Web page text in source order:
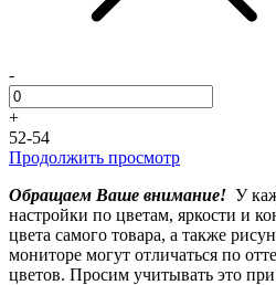
-
+
52-54
Продолжить просмотр
Обращаем Ваше внимание! У
настройки по цветам, яркости и
цвета самого товара, а также
мониторе могут отличаться по
цветов. Просим учитывать это